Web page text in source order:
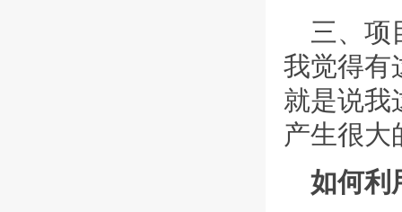
三、项
我觉得有
就是说我
产生很大
如何利